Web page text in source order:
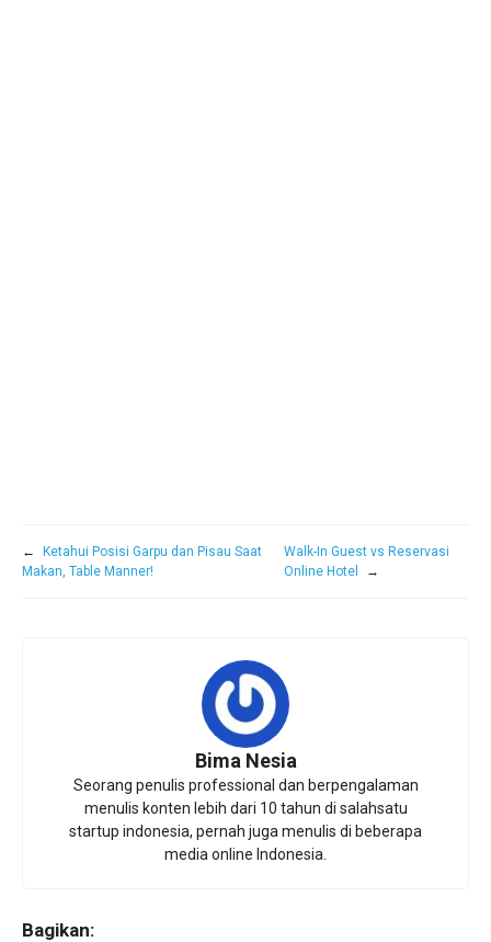
←
Ketahui Posisi Garpu dan Pisau Saat
Makan, Table Manner!
Walk-In Guest vs Reservasi
Online Hotel
→
Bima Nesia
Seorang penulis professional dan berpengalaman
menulis konten lebih dari 10 tahun di salahsatu
startup indonesia, pernah juga menulis di beberapa
media online Indonesia.
Bagikan: